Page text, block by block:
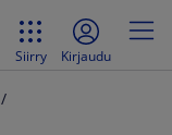
Siirry Kirjaudu